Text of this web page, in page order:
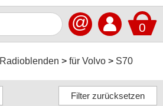
0
@
Radioblenden für Volvo S70